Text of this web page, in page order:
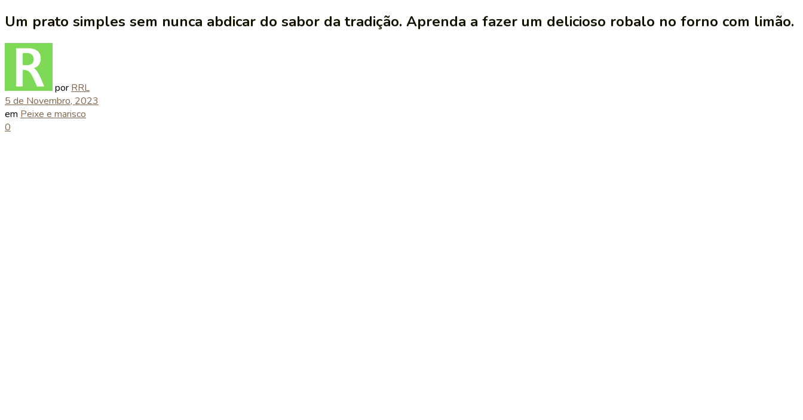
Um prato simples sem nunca abdicar do sabor da tradição. Aprenda a fazer um delicioso robalo no forno com limão.
por RRL
5 de Novembro, 2023
em Peixe e marisco
0